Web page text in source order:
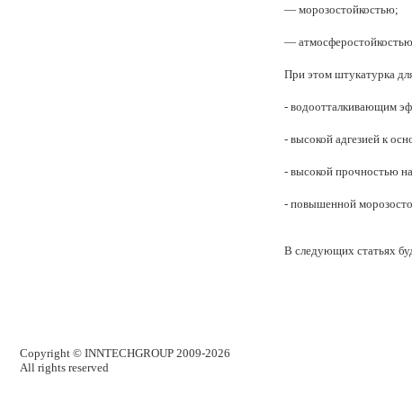
— морозостойкостью;
—
При этом штукатурка
- водоотталкивающим
- высокой адгезией к
- высокой прочностью
- повышенной
В следующих статьях
Copyright © INNTECHGROUP 2009-2026
All rights reserved